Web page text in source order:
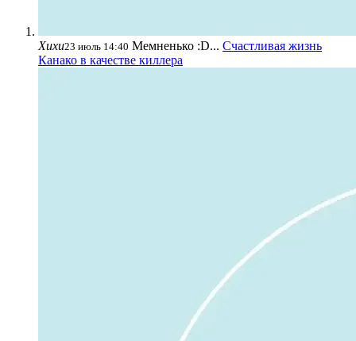
Хихи23 июль 14:40 Мемненько :D... Счастливая жизнь
Канако в качестве киллера